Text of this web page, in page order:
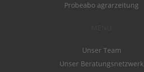
Probeabo agrarzeitung
Unser Team
Unser Beratungsnetzwerk